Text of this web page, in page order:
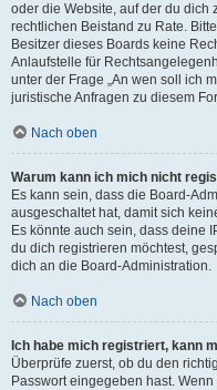
oder die Website, auf der du dich
rechtlichen Beistand zu Rate.
Besitzer dieses Boards keine
Anlaufstelle für
unter der Frage „An wen soll ich
juristische Anfragen zu diesem
Nach oben
Warum kann ich mich nicht
Es kann sein, dass die Board-
ausgeschaltet hat, damit sich
Es könnte auch sein, dass deine
du dich registrieren möchtest,
dich an die Board-Administration.
Nach oben
Ich habe mich registriert, kann
Überprüfe zuerst, ob du den
Passwort eingegeben hast.